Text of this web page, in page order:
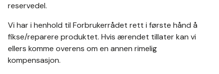
reservedel.
Vi har i henhold til Forbrukerrådet rett i første hånd å
fikse/reparere produktet. Hvis ærendet tillater kan vi
ellers komme overens om en annen rimelig
kompensasjon.